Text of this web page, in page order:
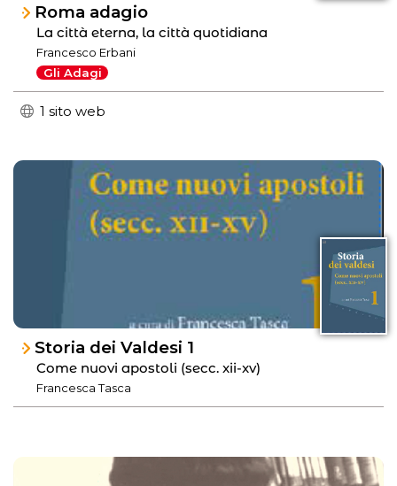
Roma adagio
La città eterna, la città quotidiana
Francesco Erbani
Gli Adagi
1 sito web
Storia dei Valdesi 1
Come nuovi apostoli (secc. xii-xv)
Francesca Tasca